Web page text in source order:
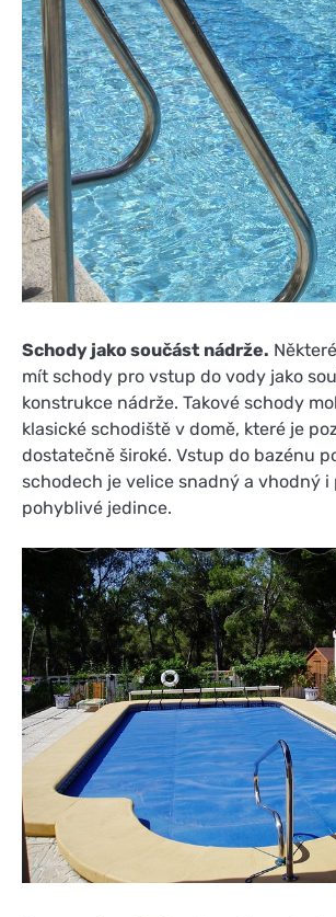
Schody jako součást nádrže.
mít schody pro vstup do vody jako
konstrukce nádrže. Takové schody
klasické schodiště v domě, které je
dostatečně široké. Vstup do bazénu
schodech je velice snadný a vhodný i
pohyblivé jedince.